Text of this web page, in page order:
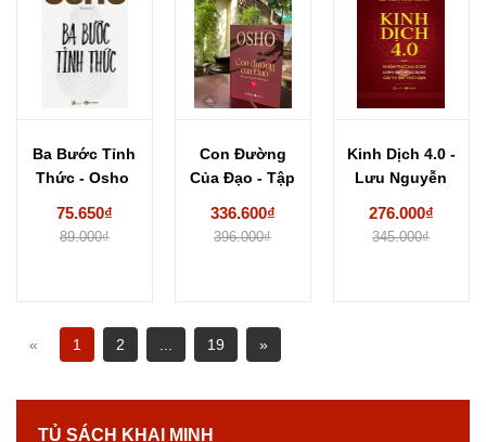
Ba Bước Tỉnh
Thức - Osho
75.650₫
89.000₫
Con Đường
Của Đạo - Tập
336.600₫
396.000₫
Kinh Dịch 4.0 -
Lưu Nguyễn
276.000₫
345.000₫
« 1 2 19 »
TỦ SÁCH KHAI MINH